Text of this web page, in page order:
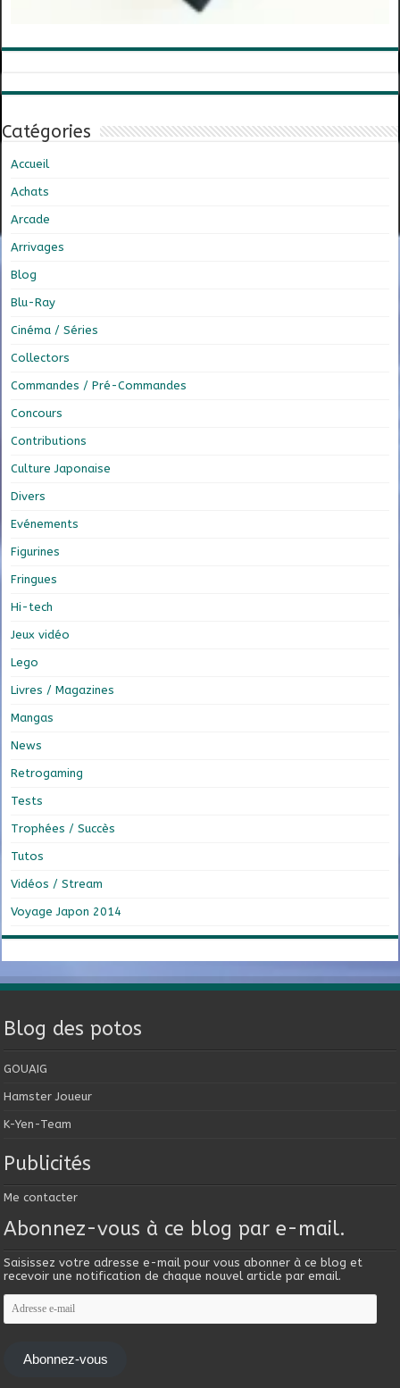
Catégories
Accueil
Achats
Arcade
Arrivages
Blog
Blu-Ray
Cinéma / Séries
Collectors
Commandes / Pré-Commandes
Concours
Contributions
Culture Japonaise
Divers
Evénements
Figurines
Fringues
Hi-tech
Jeux vidéo
Lego
Livres / Magazines
Mangas
News
Retrogaming
Tests
Trophées / Succès
Tutos
Vidéos / Stream
Voyage Japon 2014
Blog des potos
GOUAIG
Hamster Joueur
K-Yen-Team
Publicités
Me contacter
Abonnez-vous à ce blog par e-mail.
Saisissez votre adresse e-mail pour vous abonner à ce blog et
recevoir une notification de chaque nouvel article par email.
Adresse
e-
mail
Abonnez-vous